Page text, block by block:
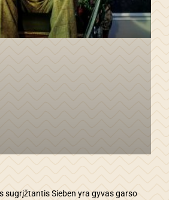
sugrįžtantis Sieben yra gyvas garso